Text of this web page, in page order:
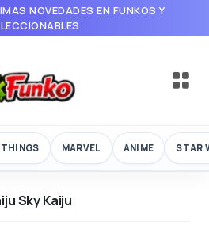
NOVEDADES EN FUNKOS Y
MARVEL ANIME STAR
Sky Kaiju